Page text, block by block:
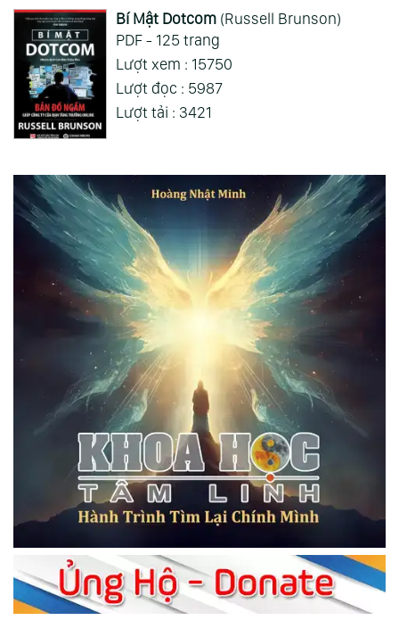
Bí Mật Dotcom(Russell Brunson)
PDF - 125 trang
Lượt xem : 15750
Lượt đọc : 5987
Lượt tải : 3421